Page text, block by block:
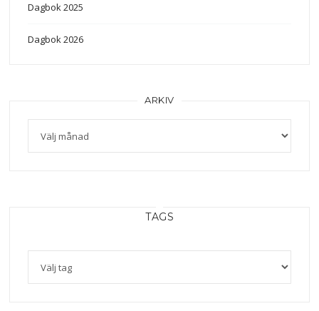
Dagbok 2025
Dagbok 2026
ARKIV
TAGS